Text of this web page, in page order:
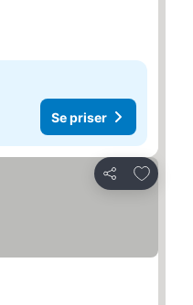
Se priser
Del
Føj til